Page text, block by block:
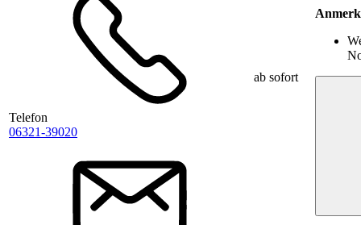
Telefon
06321-39020
ab sofort